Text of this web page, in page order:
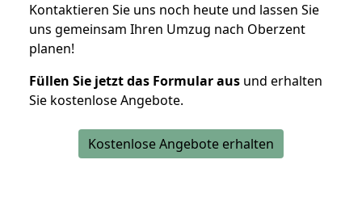
Kontaktieren Sie uns noch heute und lassen Sie
uns gemeinsam Ihren Umzug nach Oberzent
planen!
Füllen Sie jetzt das Formular aus und erhalten
Sie kostenlose Angebote.
Kostenlose Angebote erhalten